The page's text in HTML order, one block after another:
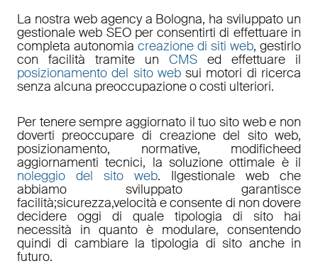
La nostra web agency a Bologna, ha sviluppato un
gestionale web SEOper consentirti di effettuare in
completa autonomia creazione di siti web, gestirlo
con facilità tramite un CMS ed effettuare il
posizionamento del sito websui motori di ricerca
senza alcuna preoccupazione o costi ulteriori.
Per tenere sempre aggiornato il tuo sito web e non
doverti preoccupare di creazione del sito web,
posizionamento, normative, modificheed
aggiornamenti tecnici, la soluzione ottimale è il
noleggio del sito web. Ilgestionale webche
abbiamo sviluppato garantisce
facilità;sicurezza,velocità e consente di non dovere
decidere oggi di quale tipologia di sito hai
necessità in quanto è modulare, consentendo
quindi di cambiare la tipologia di sito anche in
futuro.